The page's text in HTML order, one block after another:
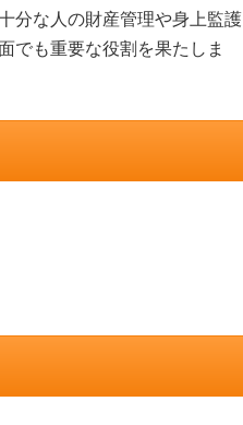
分な人の財産管理や身上監護
でも重要な役割を果たしま